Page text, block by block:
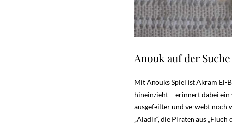
Anouk auf der
Mit Anouks Spiel ist Akram El-
hineinzieht – erinnert dabei ein
ausgefeilter und verwebt noch
„Aladin“, die Piraten aus